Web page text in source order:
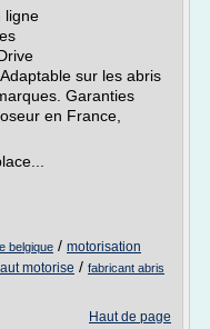
ligne
sur les abris
Garanties
en France,
belgique / motorisation
motorise / fabricant abris
Haut de page